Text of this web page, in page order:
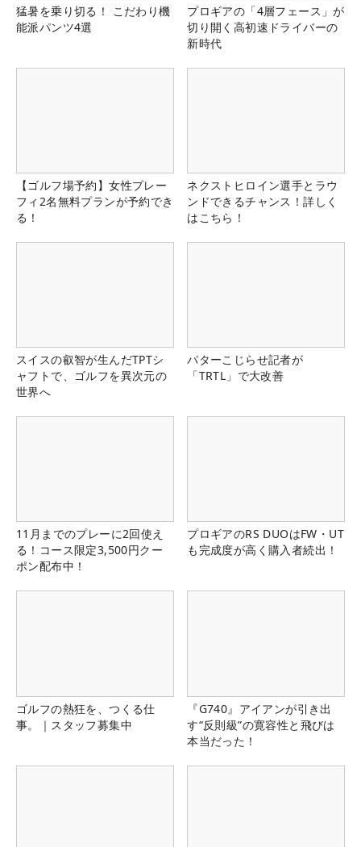
猛暑を乗り切る！ こだわり機
能派パンツ4選
プロギアの「4層フェース」が
切り開く高初速ドライバーの
新時代
【ゴルフ場予約】女性プレー
フィ2名無料プランが予約でき
る！
ネクストヒロイン選手とラウ
ンドできるチャンス！詳しく
はこちら！
スイスの叡智が生んだTPTシ
ャフトで、ゴルフを異次元の
世界へ
パターこじらせ記者が
「TRTL」で大改善
11月までのプレーに2回使え
る！コース限定3,500円クー
ポン配布中！
プロギアのRS DUOはFW・UT
も完成度が高く購入者続出！
ゴルフの熱狂を、つくる仕
事。｜スタッフ募集中
『G740』アイアンが引き出
す“反則級”の寛容性と飛びは
本当だった！